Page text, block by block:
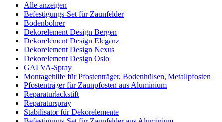
Alle anzeigen
Befestigungs-Set für Zaunfelder
Bodenbohrer
Dekorelement Design Bergen
Dekorelement Design Eleganz
Dekorelement Design Nexus
Dekorelement Design Oslo
GALVA-Spray
Montagehilfe für Pfostenträger, Bodenhülsen, Metallpfosten
Pfostenträger für Zaunpfosten aus Aluminium
Reparaturlackstift
Reparaturspray
Stabilisator für Dekorelemente